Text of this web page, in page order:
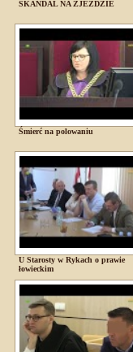
SKANDAL NA ZJEŹDZIE
Śmierć na polowaniu
U Starosty w Rykach o prawie
łowieckim